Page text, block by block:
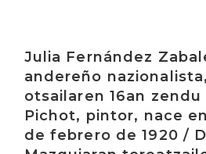
Julia Fernández
andereño
otsailaren 16an
Pichot, pintor, nace
de febrero de 1920 /